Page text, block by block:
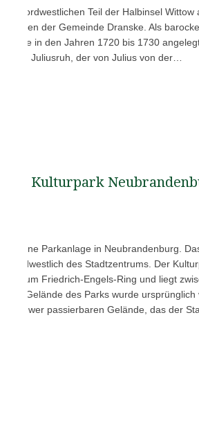
im nordwestlichen Teil der Halbinsel Wittow
der Gemeinde Dranske. Als
in den Jahren 1720 bis 1730
in Juliusruh, der von Julius von der…
Kulturpark
ist eine Parkanlage in Neubrandenburg.
südwestlich des Stadtzentrums. Der
bis zum Friedrich-Engels-Ring und liegt
Gelände des Parks wurde ursprünglich
schwer passierbaren Gelände, das der